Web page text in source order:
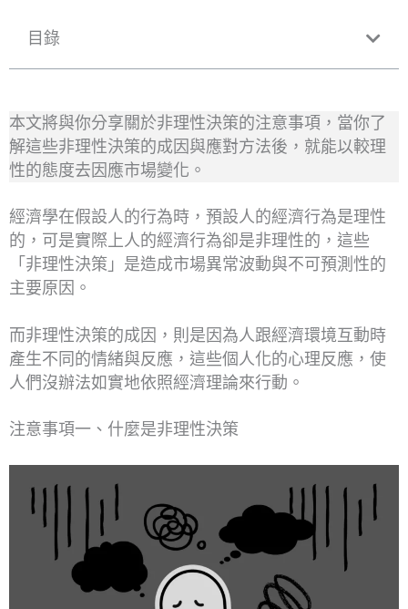
目錄
本文將與你分享關於非理性決策的注意事項，當你了
解這些非理性決策的成因與應對方法後，就能以較理
性的態度去因應市場變化。
經濟學在假設人的行為時，預設人的經濟行為是理性
的，可是實際上人的經濟行為卻是非理性的，這些
「非理性決策」是造成市場異常波動與不可預測性的
主要原因。
而非理性決策的成因，則是因為人跟經濟環境互動時
產生不同的情緒與反應，這些個人化的心理反應，使
人們沒辦法如實地依照經濟理論來行動。
注意事項一、什麼是非理性決策